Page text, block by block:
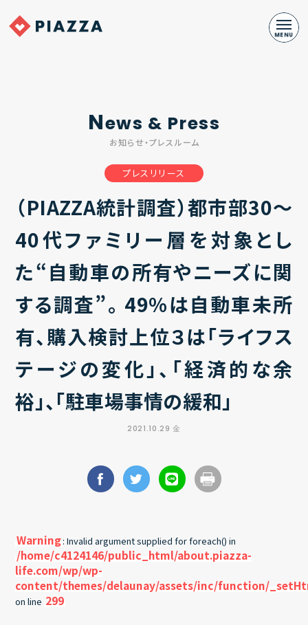
News & Press
お知らせ・プレスルーム
プレスリリース
（PIAZZA統計調査）都市部30〜
40代ファミリー層を対象とし
た“自動車の所有やニーズに関
する調査”。 49%は自動車未所
有、購入検討上位３は「ライフス
テージの変化」、「経済的な余
裕」、「駐車場事情の緩和」
2021.10.29 金
Warning: Invalid argument supplied for foreach() in
/home/c4124146/public_html/about.piazza-
life.com/wp/wp-
content/themes/delaunay/assets/inc/function/
on line 299